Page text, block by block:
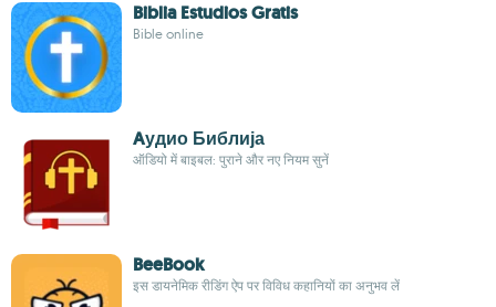
Biblia Estudios Gratis
Bible online
Aудио Библија
ऑडियो में बाइबल: पुराने और नए नियम सुनें
BeeBook
इस डायनेमिक रीडिंग ऐप पर विविध कहानियों का अनुभव लें